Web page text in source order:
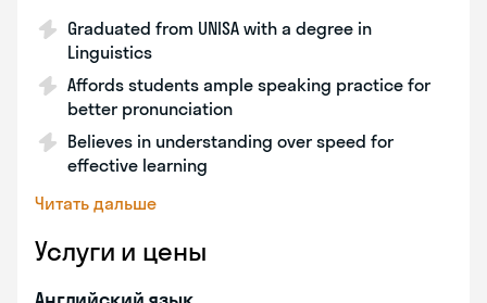
Graduated from UNISA with a degree in
Linguistics
Affords students ample speaking practice for
better pronunciation
Believes in understanding over speed for
effective learning
Читать дальше
Услуги и цены